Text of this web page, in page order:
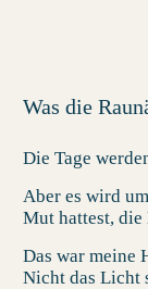
Was die
Die Tage
Aber es wird
Mut hattest,
Das war meine
Nicht das Licht